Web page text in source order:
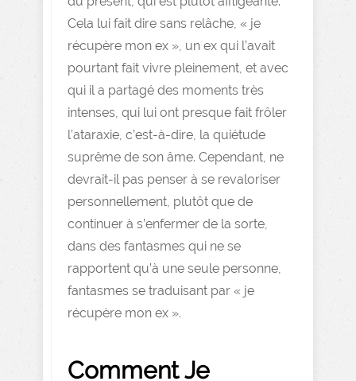
Cela lui fait dire sans relâche, « je
récupère mon ex », un ex qui l’avait
pourtant fait vivre pleinement, et avec
qui il a partagé des moments très
intenses, qui lui ont presque fait frôler
l’ataraxie, c’est-à-dire, la quiétude
suprême de son âme. Cependant, ne
devrait-il pas penser à se revaloriser
personnellement, plutôt que de
continuer à s’enfermer de la sorte,
dans des fantasmes qui ne se
rapportent qu’à une seule personne,
fantasmes se traduisant par « je
récupère mon ex ».
Comment Je